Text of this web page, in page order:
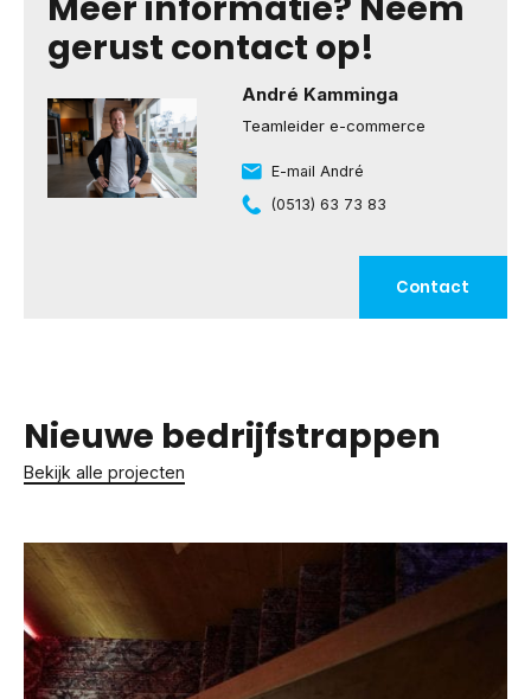
gerust contact op!
André Kamminga
Teamleider e-commerce
E-mail André
(0513) 63 73 83
Contact
Nieuwe bedrijfstrappen
Bekijk alle projecten